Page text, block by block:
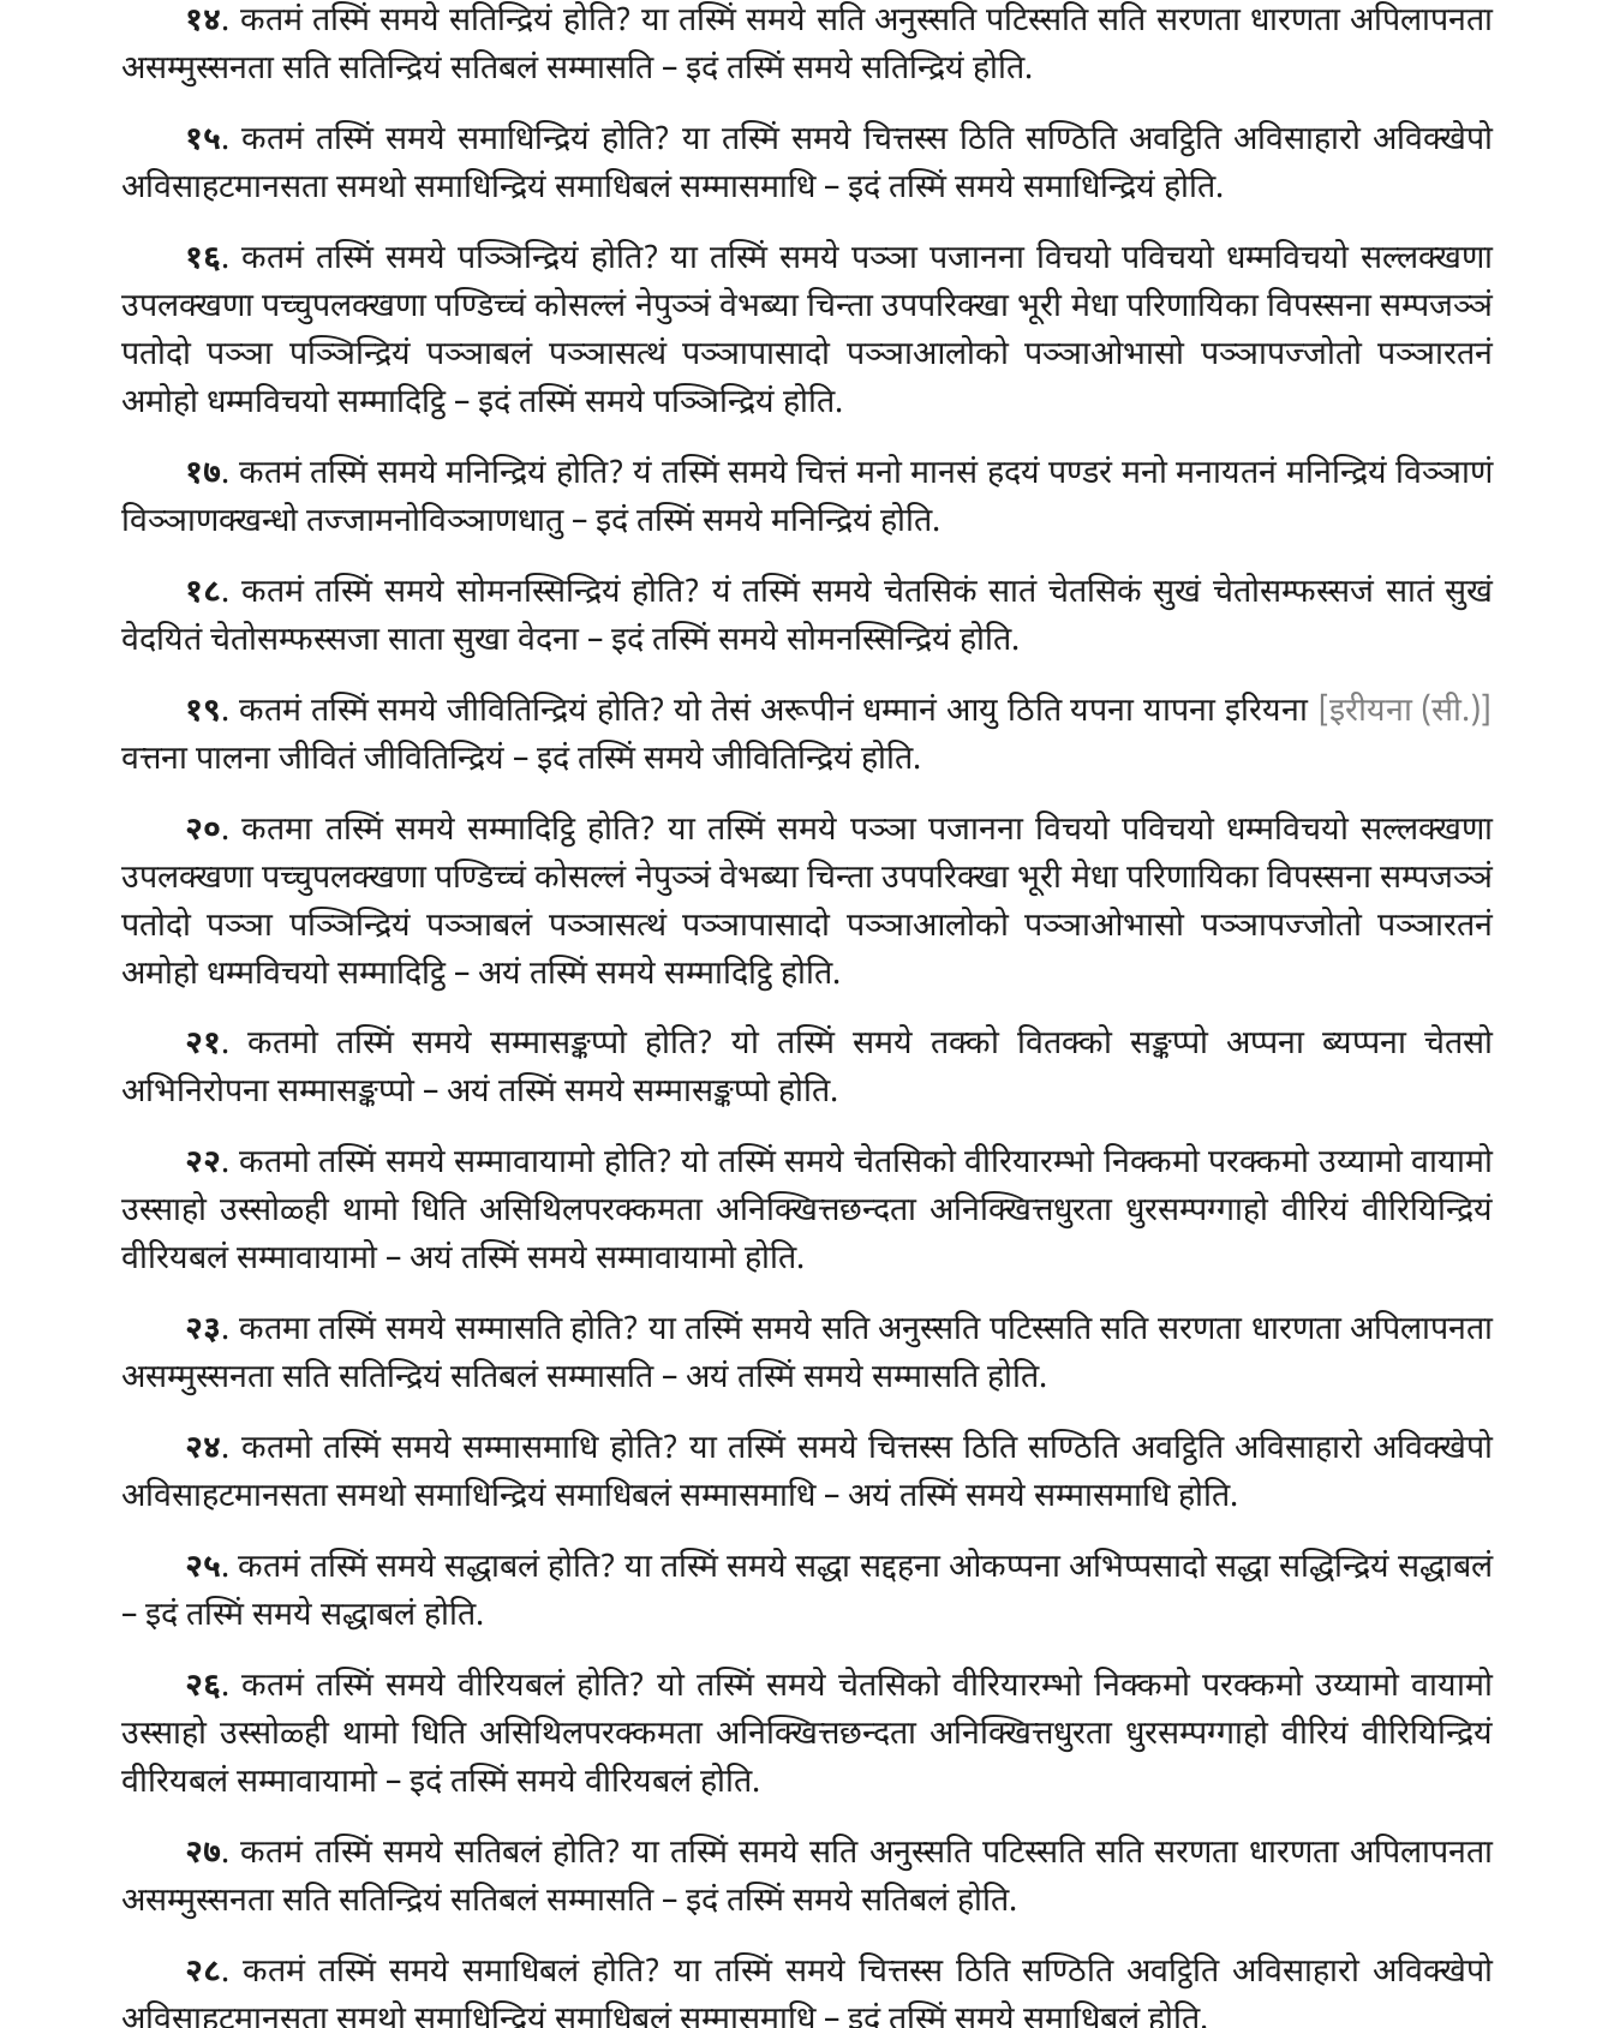
१४. कतमं तस्मिं समये सतिन्द्रियं होति? या तस्मिं समये सति अनुस्सति पटिस्सति सति सरणता धारणता अपिलापनता
असम्मुस्सनता सति सतिन्द्रियं सतिबलं सम्मासति – इदं तस्मिं समये सतिन्द्रियं होति.
१५. कतमं तस्मिं समये समाधिन्द्रियं होति? या तस्मिं समये चित्तस्स ठिति सण्ठिति अवट्ठिति अविसाहारो अविक्खेपो
अविसाहटमानसता समथो समाधिन्द्रियं समाधिबलं सम्मासमाधि – इदं तस्मिं समये समाधिन्द्रियं होति.
१६. कतमं तस्मिं समये पञ्ञिन्द्रियं होति? या तस्मिं समये पञ्ञा पजानना विचयो पविचयो धम्मविचयो सल्लक्खणा
उपलक्खणा पच्चुपलक्खणा पण्डिच्चं कोसल्लं नेपुञ्ञं वेभब्या चिन्ता उपपरिक्खा भूरी मेधापरिणायिका विपस्सना सम्पजञ्ञं
पतोदो पञ्ञा पञ्ञिन्द्रियं पञ्ञाबलं पञ्ञासत्थं पञ्ञापासादो पञ्ञाआलोको पञ्ञाओभासो पञ्ञापज्जोतो पञ्ञारतनं
अमोहो धम्मविचयो सम्मादिट्ठि – इदं तस्मिं समये पञ्ञिन्द्रियं होति.
१७. कतमं तस्मिं समये मनिन्द्रियं होति? यं तस्मिं समये चित्तं मनो मानसं हदयं पण्डरं मनो मनायतनं मनिन्द्रियं विञ्ञाणं
विञ्ञाणक्खन्धो तज्जामनोविञ्ञाणधातु – इदं तस्मिं समये मनिन्द्रियं होति.
१८. कतमं तस्मिं समये सोमनस्सिन्द्रियं होति? यं तस्मिं समये चेतसिकं सातं चेतसिकं सुखं चेतोसम्फस्सजं सातं सुखं
वेदयितं चेतोसम्फस्सजा साता सुखा वेदना – इदं तस्मिं समये सोमनस्सिन्द्रियं होति.
१९. कतमं तस्मिं समये जीवितिन्द्रियं होति? यो तेसं अरूपीनं धम्मानं आयु ठिति यपना यापना इरियना [इरीयना (सी.)]
वत्तना पालना जीवितं जीवितिन्द्रियं – इदं तस्मिं समये जीवितिन्द्रियं होति.
२०. कतमा तस्मिं समये सम्मादिट्ठि होति? या तस्मिं समये पञ्ञा पजानना विचयो पविचयो धम्मविचयो सल्लक्खणा
उपलक्खणा पच्चुपलक्खणा पण्डिच्चं कोसल्लं नेपुञ्ञं वेभब्या चिन्ता उपपरिक्खा भूरी मेधा परिणायिका विपस्सना सम्पजञ्ञं
पतोदो पञ्ञा पञ्ञिन्द्रियं पञ्ञाबलं पञ्ञासत्थं पञ्ञापासादो पञ्ञाआलोको पञ्ञाओभासो पञ्ञापज्जोतो पञ्ञारतनं
अमोहो धम्मविचयो सम्मादिट्ठि – अयं तस्मिं समये सम्मादिट्ठि होति.
२१. कतमो तस्मिं समये सम्मासङ्कप्पो होति? यो तस्मिं समये तक्को वितक्को सङ्कप्पो अप्पना ब्यप्पना चेतसो
अभिनिरोपना सम्मासङ्कप्पो – अयं तस्मिं समये सम्मासङ्कप्पो होति.
२२. कतमोतस्मिं समये सम्मावायामो होति? यो तस्मिं समये चेतसिको वीरियारम्भो निक्कमो परक्कमो उय्यामो वायामो
उस्साहो उस्सोळ्ही थामो धिति असिथिलपरक्कमता अनिक्खित्तछन्दता अनिक्खित्तधुरता धुरसम्पग्गाहो वीरियं वीरियिन्द्रियं
वीरियबलं सम्मावायामो – अयं तस्मिं समये सम्मावायामो होति.
२३. कतमा तस्मिं समये सम्मासति होति? या तस्मिं समये सति अनुस्सति पटिस्सति सति सरणता धारणता अपिलापनता
असम्मुस्सनता सति सतिन्द्रियं सतिबलं सम्मासति – अयं तस्मिं समये सम्मासति होति.
२४. कतमो तस्मिं समये सम्मासमाधि होति? या तस्मिं समये चित्तस्स ठिति सण्ठिति अवट्ठिति अविसाहारो अविक्खेपो
अविसाहटमानसता समथो समाधिन्द्रियं समाधिबलं सम्मासमाधि – अयं तस्मिं समये सम्मासमाधि होति.
२५. कतमं तस्मिं समये सद्धाबलं होति? या तस्मिं समये सद्धा सद्दहना ओकप्पना अभिप्पसादो सद्धा सद्धिन्द्रियं सद्धाबलं
– इदं तस्मिं समये सद्धाबलं होति.
२६. कतमं तस्मिं समये वीरियबलं होति? यो तस्मिं समये चेतसिको वीरियारम्भो निक्कमो परक्कमो उय्यामो वायामो
उस्साहो उस्सोळ्ही थामो धिति असिथिलपरक्कमता अनिक्खित्तछन्दता अनिक्खित्तधुरता धुरसम्पग्गाहोवीरियं वीरियिन्द्रियं
वीरियबलं सम्मावायामो – इदंतस्मिं समये वीरियबलं होति.
२७. कतमं तस्मिं समये सतिबलं होति? या तस्मिं समये सति अनुस्सति पटिस्सति सति सरणता धारणता अपिलापनता
असम्मुस्सनता सति सतिन्द्रियं सतिबलं सम्मासति – इदं तस्मिं समये सतिबलं होति.
२८. कतमं तस्मिं समये समाधिबलं होति? या तस्मिं समये चित्तस्स ठिति सण्ठिति अवट्ठिति अविसाहारो अविक्खेपो